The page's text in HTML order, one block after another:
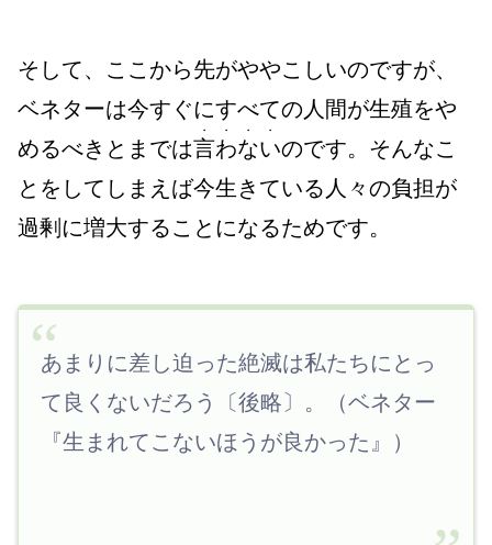
そして、ここから先がややこしいのですが、
ベネターは今すぐにすべての人間が生殖をや
めるべきとまでは言わない
・・・・
のです。そんなこ
とをしてしまえば今生きている人々の負担が
過剰に増大することになるためです。
あまりに差し迫った絶滅は私たちにとっ
て良くないだろう〔後略〕。
（ベネター
『生まれてこないほうが良かった』）